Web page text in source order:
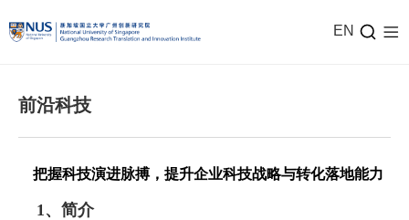
EN
前沿科技
把握科技演进脉搏，提升企业科技战略与转化落地能力
1、简介